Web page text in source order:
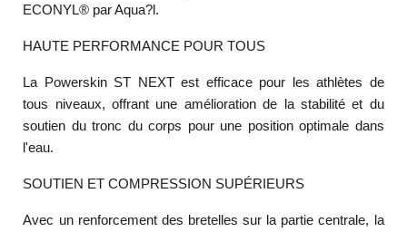
ECONYL® par Aqua?l.
HAUTE PERFORMANCE POUR TOUS
La Powerskin ST NEXT est efficace pour les athlètes de
tous niveaux, offrant une amélioration de la stabilité et du
soutien du tronc du corps pour une position optimale dans
l'eau.
SOUTIEN ET COMPRESSION SUPÉRIEURS
Avec un renforcement des bretelles sur la partie centrale, la